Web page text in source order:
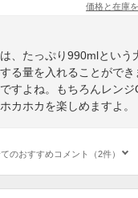
価格と在庫を
、たっぷり990mlという
る量を入れることがで
すよね。もちろんレンジ
カホカを楽しめますよ。
のおすすめコメント（2件）